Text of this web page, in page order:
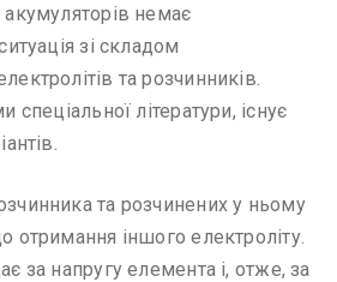
немає
зі складом
та розчинників.
спеціальної літератури, існує
та розчинених у ньому
отримання іншого електроліту.
за напругу елемента і, отже, за